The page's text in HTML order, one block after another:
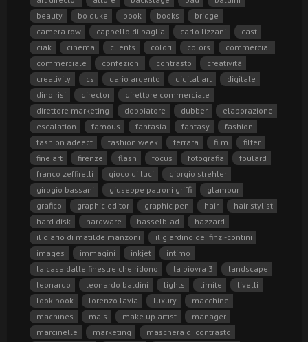
beauty
bo duke book books
bridge
camera row
cappello di paglia carlo lizzani
cast
ciak
cinema clients colori colors
commercial
commerciale
confezioni contrasto
creatività
creativity
cs dario argento digital art
digitale
dino risi
director
direttore commerciale
direttore marketing
doppiatore dubber
elaborazione
escalation
famous fantasia fantasy
fashion
fashion adeect
fashion week ferrara film
filter
fine art
firenze flash focus fotografia
foulard
franco zeffirelli
gioco di luci
giorgio strehler
girogio bassani
giuseppe patroni griffi
glamour
grafico
graphic editor graphic pen hair
hair stylist
hard disk
hardware hasselblad
hazzard
il diario di matilde manzoni
il giardino dei finzi-contini
images
immagini inkjet
intimo
la casa dalle finestre che ridono
la piovra 3
landscape
leonardo
leonardo baldini lights limite
livelli
look book
lorenzo lavia luxury
macchine
machines
mais make up artist
manager
marcinelle
marketing
maschera di contrasto